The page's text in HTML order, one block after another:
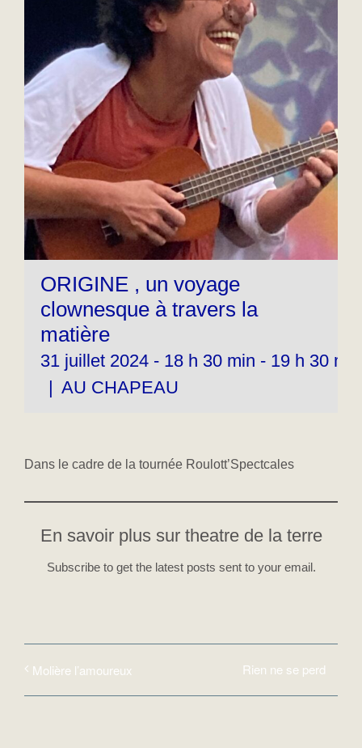
ORIGINE , un voyage
clownesque à travers la
matière
31 juillet 2024 - 18 h 30 min - 19 h 30 min
AU CHAPEAU
Dans le cadre de la tournée Roulott’Spectcales
En savoir plus sur theatre de la terre
Subscribe to get the latest posts sent to your email.
Molière l’amoureux Rien ne se perd